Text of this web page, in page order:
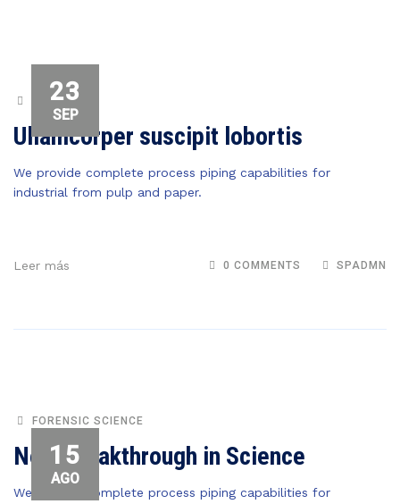
23
SEP
CHEMISTRY
Ullamcorper suscipit lobortis
We provide complete process piping capabilities for
industrial from pulp and paper.
Leer más 0 COMMENTS SPADMN
15
AGO
FORENSIC SCIENCE
New Breakthrough in Science
We provide complete process piping capabilities for